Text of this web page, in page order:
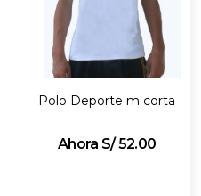
Polo Deporte m corta
S/ 52.00